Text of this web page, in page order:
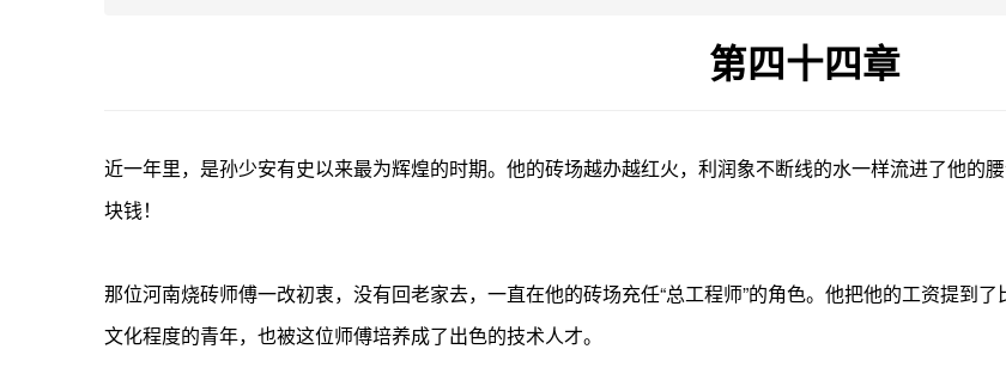
第四十四章
近一年里，是孙少安有史以来最为辉煌的时期。他的砖场越办越红火，利润象不断线的水一样流进了他的
块钱！
那位河南烧砖师傅一改初衷，没有回老家去，一直在他的砖场充任“总工程师”的角色。他把他的工资提到
文化程度的青年，也被这位师傅培养成了出色的技术人才。